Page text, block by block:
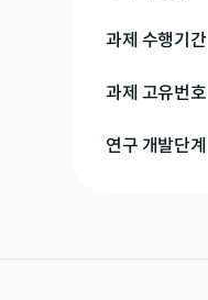
과제 수행기간
과제 고유번호
연구 개발단계